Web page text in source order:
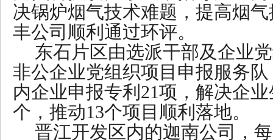
决锅炉烟气技术难题，提高烟
丰公司顺利通过环评。
东石片区由选派干部及企业
非公企业党组织项目申报服务
内企业申报专利21项，解决企
个，推动13个项目顺利落地。
晋江开发区内的迦南公司，